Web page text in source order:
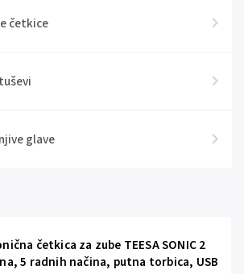
četkice
glave
četkica za zube TEESA SONIC 2
5 radnih načina, putna torbica, USB